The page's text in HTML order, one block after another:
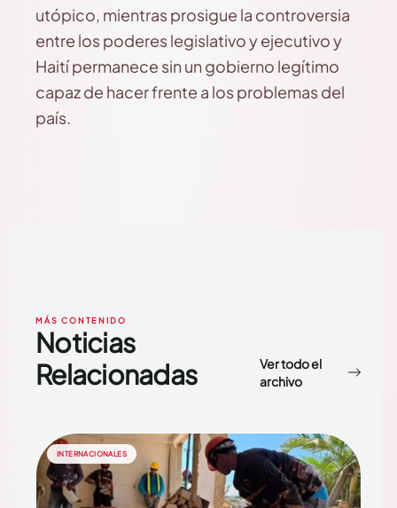
utópico, mientras prosigue la controversia
entre los poderes legislativo y ejecutivo y
Haití permanece sin un gobierno legítimo
capaz de hacer frente a los problemas del
país.
MÁS CONTENIDO
Noticias
Relacionadas
Ver todo el
archivo
INTERNACIONALES